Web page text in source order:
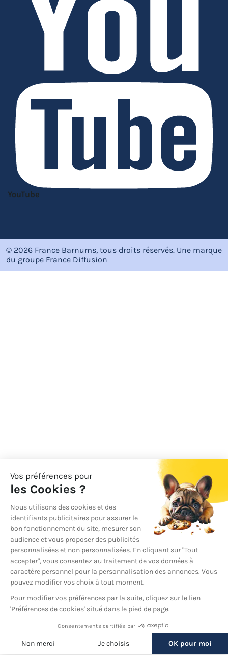
YouTube
© 2026 France Barnums, tous droits réservés. Une marque
du groupe France Diffusion